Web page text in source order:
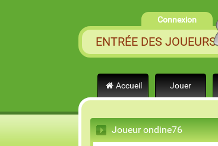
Connexion
ENTRÉE DES JOUEURS
Accueil Jouer
Joueur ondine76